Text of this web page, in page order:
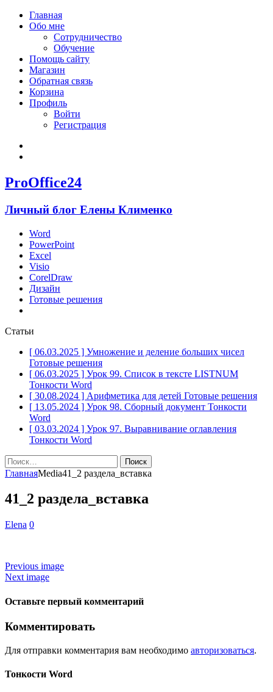
Главная
Обо мне
Сотрудничество
Обучение
Помощь сайту
Магазин
Обратная связь
Корзина
Профиль
Войти
Регистрация
ProOffice24
Личный блог Елены Клименко
Word
PowerPoint
Excel
Visio
CorelDraw
Дизайн
Готовые решения
Статьи
[ 06.03.2025 ] Умножение и деление больших чисел
Готовые решения
[ 06.03.2025 ] Урок 99. Список в тексте LISTNUM
Тонкости Word
[ 30.08.2024 ] Арифметика для детей Готовые решения
[ 13.05.2024 ] Урок 98. Сборный документ Тонкости
Word
[ 03.03.2024 ] Урок 97. Выравнивание оглавления
Тонкости Word
Найти:
ГлавнаяMedia41_2 раздела_вставка
41_2 раздела_вставка
Elena 0
Previous image
Next image
Оставьте первый комментарий
Комментировать
Для отправки комментария вам необходимо авторизоваться.
Тонкости Word